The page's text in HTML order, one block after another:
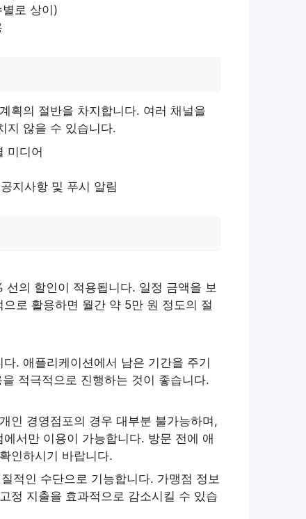
로 상이)
획의 절반을 차지합니다. 여러 채널을
지 않을 수 있습니다.
미디어
지사항 및 푸시 알림
의 할인이 적용됩니다. 일정 금액을 보
로 활용하면 월간 약 5만 원 정도의 절
. 애플리케이션에서 남은 기간을 주기
적극적으로 진행하는 것이 좋습니다.
인 경영점포의 경우 대부분 불가능하며,
서만 이용이 가능합니다. 방문 전에 애
인하시기 바랍니다.
적인 수단으로 기능합니다. 가맹점 정보
정 지출을 효과적으로 감소시킬 수 있습